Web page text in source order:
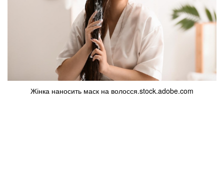
Жінка наносить маск на волосся.stock.adobe.com